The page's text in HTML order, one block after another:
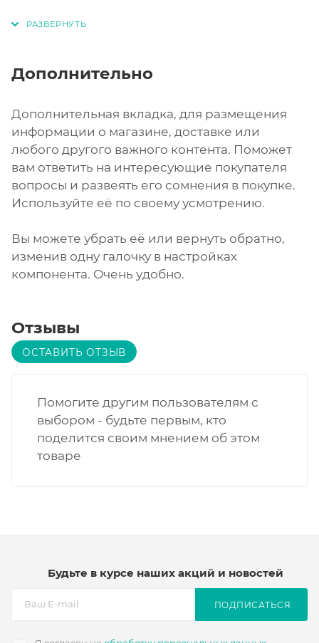
Дополнительно
Дополнительная вкладка, для размещения
информации о магазине, доставке или
любого другого важного контента. Поможет
вам ответить на интересующие покупателя
вопросы и развеять его сомнения в покупке.
Используйте её по своему усмотрению.
Вы можете убрать её или вернуть обратно,
изменив одну галочку в настройках
компонента. Очень удобно.
Отзывы
ОСТАВИТЬ ОТЗЫВ
Помогите другим пользователям с
выбором - будьте первым, кто
поделится своим мнением об этом
товаре
Будьте в курсе наших акций и новостей
ПОДПИСАТЬСЯ